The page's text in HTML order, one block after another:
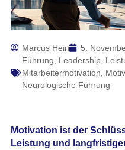
Marcus Hein
5.
Führung
Leadership,
Mitarbeitermotivation
Neurologische Führung
Motivation ist der
Leistung und